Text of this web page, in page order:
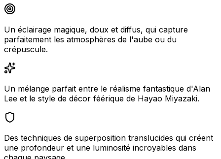
Un éclairage magique, doux et diffus, qui capture
parfaitement les atmosphères de l'aube ou du
crépuscule.
Un mélange parfait entre le réalisme fantastique d'Alan
Lee et le style de décor féérique de Hayao Miyazaki.
Des techniques de superposition translucides qui créent
une profondeur et une luminosité incroyables dans